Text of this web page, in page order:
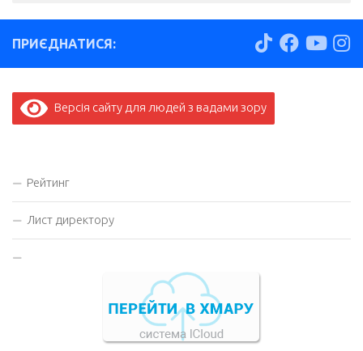
ПРИЄДНАТИСЯ:
Версія сайту для людей з вадами зору
Рейтинг
Лист директору